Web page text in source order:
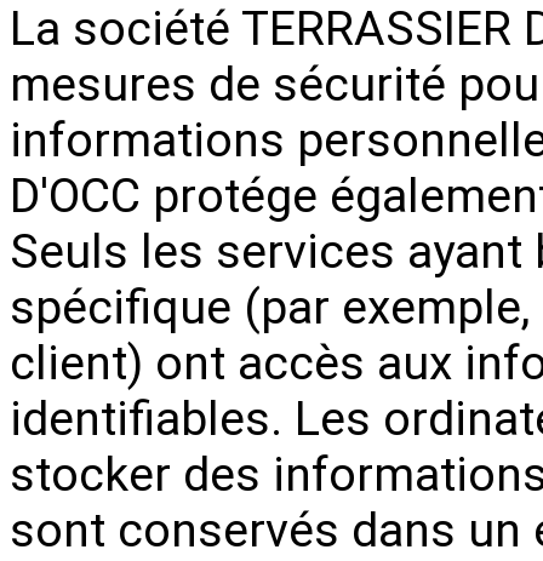
La société
mesures de sécurité
informations
D'OCC protége
Seuls les services ayant
spécifique (par
client) ont accès aux
identifiables. Les
stocker des
sont conservés dans